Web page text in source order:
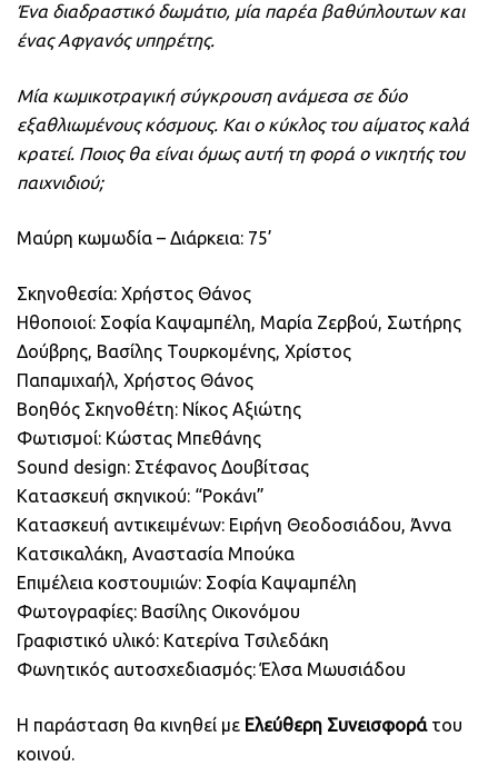
Ένα διαδραστικό δωμάτιο, μία παρέα βαθύπλουτων και
ένας Αφγανός υπηρέτης.
Μία κωμικοτραγική σύγκρουση ανάμεσα σε δύο
εξαθλιωμένους κόσμους. Και ο κύκλος του αίματος καλά
κρατεί. Ποιος θα είναι όμως αυτή τη φορά ο νικητής του
παιχνιδιού;
Μαύρη κωμωδία – Διάρκεια: 75’
Σκηνοθεσία: Χρήστος Θάνος
Ηθοποιοί: Σοφία Καψαμπέλη, Μαρία Ζερβού, Σωτήρης
Δούβρης, Βασίλης Τουρκομένης, Χρίστος
Παπαμιχαήλ, Χρήστος Θάνος
Βοηθός Σκηνοθέτη: Νίκος Αξιώτης
Φωτισμοί: Κώστας Μπεθάνης
Sound design: Στέφανος Δουβίτσας
Κατασκευή σκηνικού: “Ροκάνι”
Κατασκευή αντικειμένων: Ειρήνη Θεοδοσιάδου, Άννα
Κατσικαλάκη, Αναστασία Μπούκα
Επιμέλεια κοστουμιών: Σοφία Καψαμπέλη
Φωτογραφίες: Βασίλης Οικονόμου
Γραφιστικό υλικό: Κατερίνα Τσιλεδάκη
Φωνητικός αυτοσχεδιασμός: Έλσα Μωυσιάδου
Η παράσταση θα κινηθεί με Ελεύθερη Συνεισφορά του
κοινού.